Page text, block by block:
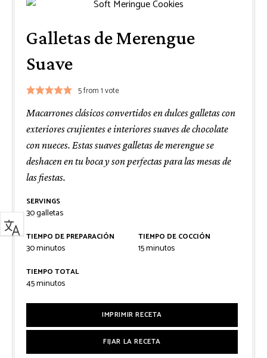
Galletas de Merengue
Suave
5from 1 vote
Macarrones clásicos convertidos en dulces galletas con
exteriores crujientes e interiores suaves de chocolate
con nueces. Estas suaves galletas de merengue se
deshacen en tu boca y son perfectas para las mesas de
las fiestas.
SERVINGS
30galletas
TIEMPO DE PREPARACIÓN
30minutos
minutos
TIEMPO DE COCCIÓN
15minutos
minutos
TIEMPO TOTAL
45minutos
minutos
IMPRIMIR RECETA
FIJAR LA RECETA